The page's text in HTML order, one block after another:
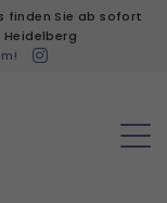
finden Sie ab sofort
Heidelberg